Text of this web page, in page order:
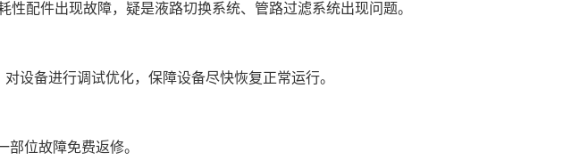
性配件出现故障， 疑是液路切换系统、管路过滤系统出现问题。
设备进行调试优化，保障设备尽快恢复正常运行。
部位故障免费返修。